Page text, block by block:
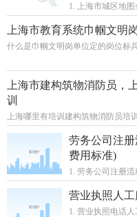
1. 上海市城区地
上海市教育系统巾帼文明
什么是巾帼文明岗单位定的岗位标
上海市建构筑物消防员，
训
上海哪里有培训建构筑物消防员培
劳务公司注
费用标准)
1. 劳务公司注册
营业执照人
1. 营业执照电话